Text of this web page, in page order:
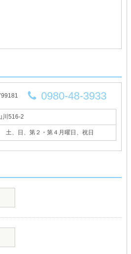
0980-48-3933
川516-2
土、日、第２・第４月曜日、祝日